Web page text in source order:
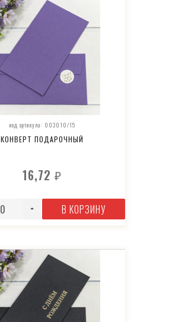
код артикула: 003010/15
КОНВЕРТ ПОДАРОЧНЫЙ
16,72₽
В КОРЗИНУ